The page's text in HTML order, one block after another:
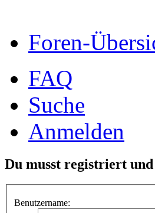
Foren-
FAQ
Suche
Anmelden
Du musst registriert
Benutzername: